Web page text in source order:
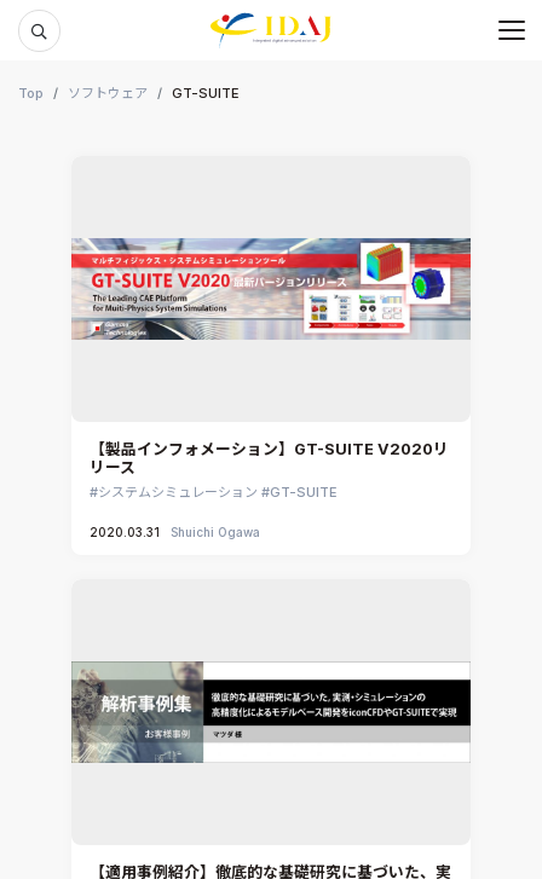
メ
Top ソフトウェア GT-SUITE
【製品インフォメーション】GT-SUITE V2020リ
リース
システムシミュレーション GT-SUITE
2020.03.31 Shuichi Ogawa
【適用事例紹介】徹底的な基礎研究に基づいた、実